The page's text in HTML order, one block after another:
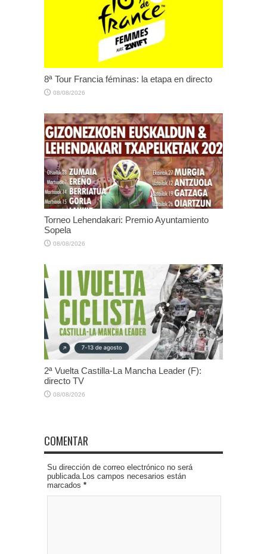
8ª Tour Francia féminas: la etapa en directo
08/08/2026
Torneo Lehendakari: Premio Ayuntamiento
Sopela
08/08/2026
2ª Vuelta Castilla-La Mancha Leader (F):
directo TV
08/08/2026
COMENTAR
Su dirección de correo electrónico no será
publicada.Los campos necesarios están
marcados *